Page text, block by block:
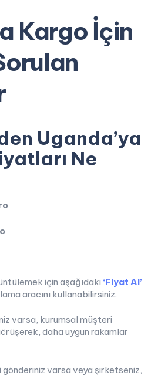
Kargo İçin
Uganda’ya
Ne
için aşağıdaki ‘Fiyat Al’
aracını kullanabilirsiniz.
varsa, kurumsal müşteri
daha uygun rakamlar
gönderiniz varsa veya şirketseniz,